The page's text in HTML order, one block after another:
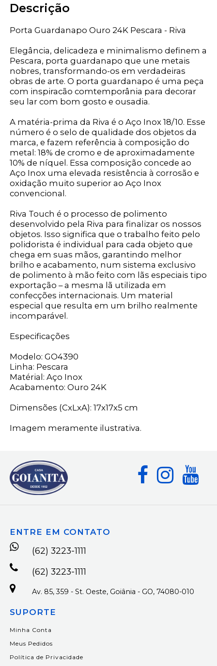
Descrição
Porta Guardanapo Ouro 24K Pescara - Riva
Elegância, delicadeza e minimalismo definem a
Pescara, porta guardanapo que une metais
nobres, transformando-os em verdadeiras
obras de arte. O porta guardanapo é uma peça
com inspiracão comtemporânia para decorar
seu lar com bom gosto e ousadia.
A matéria-prima da Riva é o Aço Inox 18/10. Esse
número é o selo de qualidade dos objetos da
marca, e fazem referência à composição do
metal: 18% de cromo e de aproximadamente
10% de níquel. Essa composição concede ao
Aço Inox uma elevada resistência à corrosão e
oxidação muito superior ao Aço Inox
convencional.
Riva Touch é o processo de polimento
desenvolvido pela Riva para finalizar os nossos
objetos. Isso significa que o trabalho feito pelo
polidorista é individual para cada objeto que
chega em suas mãos, garantindo melhor
brilho e acabamento, num sistema exclusivo
de polimento à mão feito com lãs especiais tipo
exportação – a mesma lã utilizada em
confecções internacionais. Um material
especial que resulta em um brilho realmente
incomparável.
Especificações
Modelo: GO4390
Linha: Pescara
Matérial: Aço Inox
Acabamento: Ouro 24K
Dimensões (CxLxA): 17x17x5 cm
Imagem meramente ilustrativa.
ENTRE EM CONTATO
(62) 3223-1111
(62) 3223-1111
Av. 85, 359 - St. Oeste, Goiânia - GO, 74080-010
SUPORTE
Minha Conta
Meus Pedidos
Política de Privacidade